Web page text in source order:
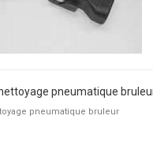
pneumatique
pneumatique bruleur